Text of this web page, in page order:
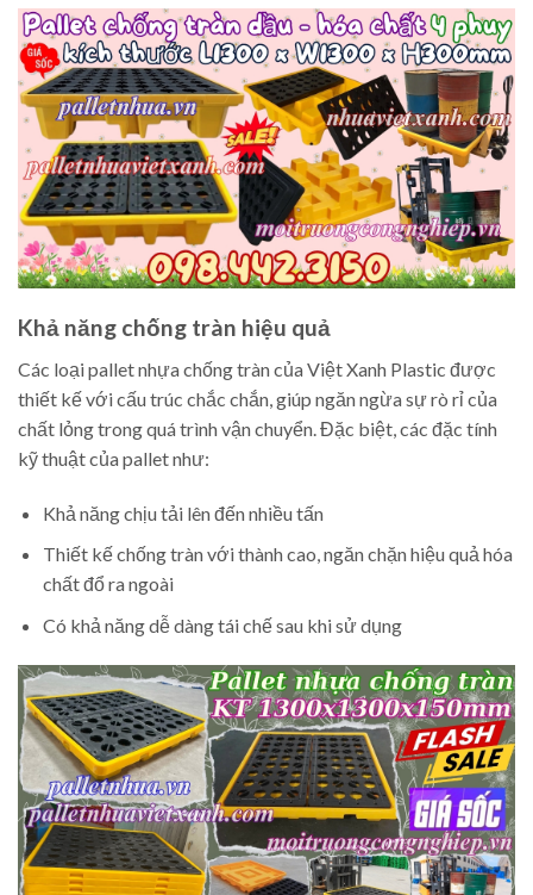
Khả năng chống tràn hiệu quả
Các loại pallet nhựa chống tràn của Việt Xanh Plastic được
thiết kế với cấu trúc chắc chắn, giúp ngăn ngừa sự rò rỉ của
chất lỏng trong quá trình vận chuyển. Đặc biệt, các đặc tính
kỹ thuật của pallet như:
Khả năng chịu tải lên đến nhiều tấn
Thiết kế chống tràn với thành cao, ngăn chặn hiệu quả hóa
chất đổ ra ngoài
Có khả năng dễ dàng tái chế sau khi sử dụng